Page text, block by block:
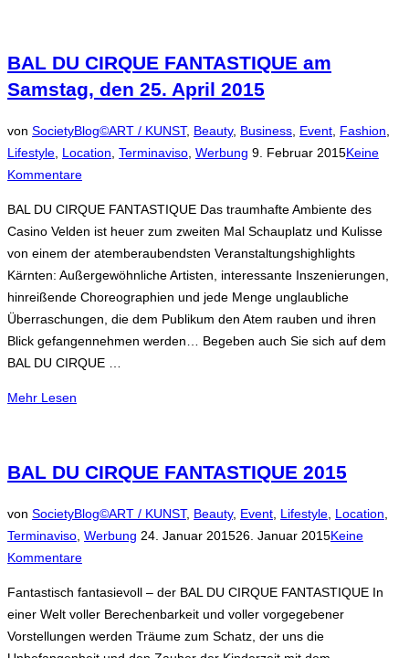
BAL DU CIRQUE FANTASTIQUE am
Samstag, den 25. April 2015
von SocietyBlog©ART / KUNST, Beauty, Business Event Fashion
Lifestyle Location Terminaviso Werbung Veröffentlicht
9. Februar 2015Keine
Kommentare
BAL DU CIRQUE FANTASTIQUE Das traumhafte Ambiente des
Casino Velden ist heuer zum zweiten Mal Schauplatz und Kulisse
von einem der atemberaubendsten Veranstaltungshighlights
Kärnten: Außergewöhnliche Artisten, interessante Inszenierungen,
hinreißende Choreographien und jede Menge unglaubliche
Überraschungen, die dem Publikum den Atem rauben und ihren
Blick gefangennehmen werden… Begeben auch Sie sich auf dem
BAL DU CIRQUE …
Mehr über
CIRQUE
FANTASTIQUE
am
Samstag,
den
April
2015“
Lesen
BAL DU CIRQUE FANTASTIQUE 2015
von SocietyBlog©ART / KUNST, Beauty, Event, Lifestyle, Location,
Terminaviso, Werbung Veröffentlicht
24. Januar 201526. Januar 2015Keine
Kommentare
Fantastisch fantasievoll – der BAL DU CIRQUE FANTASTIQUE In
einer Welt voller Berechenbarkeit und voller vorgegebener
Vorstellungen werden Träume zum Schatz, der uns die